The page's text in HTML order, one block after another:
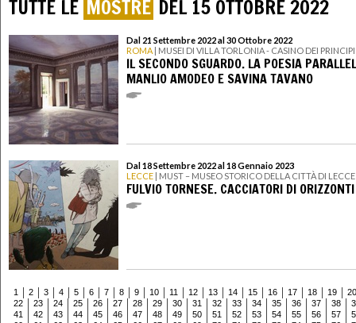
TUTTE LE MOSTRE DEL 15 OTTOBRE 2022
Dal 21 Settembre 2022 al 30 Ottobre 2022
ROMA | MUSEI DI VILLA TORLONIA - CASINO DEI PRINCIPI
IL SECONDO SGUARDO. LA POESIA
MANLIO AMODEO E SAVINA TAVANO
Dal 18 Settembre 2022 al 18 Gennaio 2023
LECCE | MUST – MUSEO STORICO DELLA CITTÀ DI LECCE
FULVIO TORNESE. CACCIATORI DI ORIZZONTI
1 2 3 4 5 6 7 8 9 10 11 12 13 14 15 16 17 18 19
20
22
23 24 25 26 27 28 29 30 31 32 33 34 35 36 37 38
41
42 43 44 45 46 47 48 49 50 51 52 53 54 55 56 57